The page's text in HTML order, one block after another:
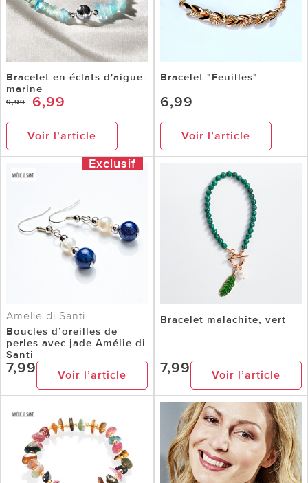
Bracelet en éclats d'aigue-
marine
9,99 6,99
Voir l’article
Bracelet "Feuilles"
6,99
Voir l’article
Exclusif
Amelie di Santi
Boucles d’oreilles de
perles avec jade Amélie di
Santi
7,99 Voir l’article
Bracelet malachite, vert
7,99 Voir l’article